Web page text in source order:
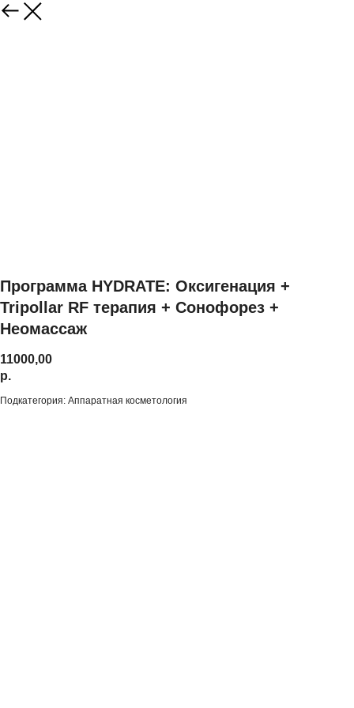
Программа HYDRATE: Оксигенация +
Tripollar RF терапия + Сонофорез +
Неомассаж
11000,00
р.
Подкатегория: Аппаратная косметология